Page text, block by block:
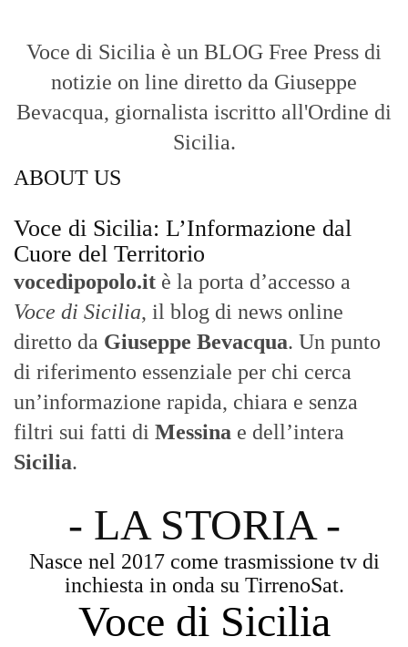
Voce di Sicilia è un BLOG Free Press di
notizie on line diretto da Giuseppe
Bevacqua, giornalista iscritto all'Ordine di
Sicilia.
ABOUT US
Voce di Sicilia: L’Informazione dal
Cuore del Territorio
vocedipopolo.it è la porta d’accesso a
Voce di Sicilia, il blog di news online
diretto da Giuseppe Bevacqua. Un punto
di riferimento essenziale per chi cerca
un’informazione rapida, chiara e senza
filtri sui fatti di Messina e dell’intera
Sicilia.
- LA STORIA -
Nasce nel 2017 come trasmissione tv di
inchiesta in onda su TirrenoSat.
Voce di Sicilia